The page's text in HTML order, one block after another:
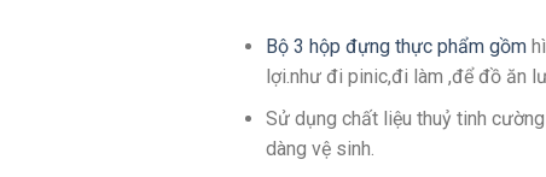
Bộ 3 hộp đựng thực phẩm gồm
lợi.như đi pinic,đi làm ,để đồ ăn
Sử dụng chất liệu thuỷ tinh
dàng vệ sinh.